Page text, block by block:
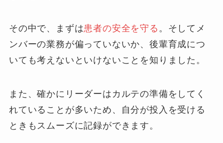
その中で、まずは患者の安全を守る 。そしてメ
ンバーの業務が偏っていないか、後輩育成につ
いても考えないといけないことを知りました。
また、確かにリーダーはカルテの準備をしてく
れていることが多いため、自分が投入を受ける
ときもスムーズに記録ができます。